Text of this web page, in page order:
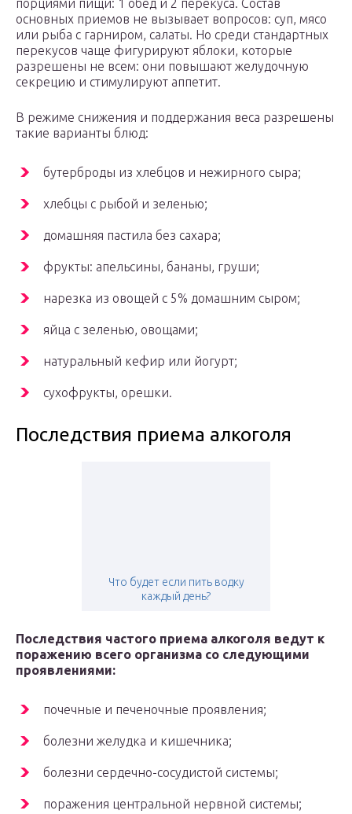
порциями пищи: 1 обед и 2 перекуса. Состав
основных приемов не вызывает вопросов: суп, мясо
или рыба с гарниром, салаты. Но среди стандартных
перекусов чаще фигурируют яблоки, которые
разрешены не всем: они повышают желудочную
секрецию и стимулируют аппетит.
В режиме снижения и поддержания веса разрешены
такие варианты блюд:
бутерброды из хлебцов и нежирного сыра;
хлебцы с рыбой и зеленью;
домашняя пастила без сахара;
фрукты: апельсины, бананы, груши;
нарезка из овощей с 5% домашним сыром;
яйца с зеленью, овощами;
натуральный кефир или йогурт;
сухофрукты, орешки.
Последствия приема алкоголя
Что будет если пить водку
каждый день?
Последствия частого приема алкоголя ведут к
поражению всего организма со следующими
проявлениями:
почечные и печеночные проявления;
болезни желудка и кишечника;
болезни сердечно-сосудистой системы;
поражения центральной нервной системы;